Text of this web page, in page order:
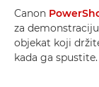
Canon
za
objekat koji
kada ga spustite.